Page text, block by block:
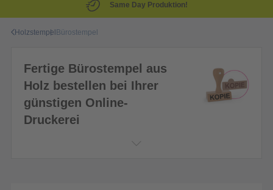
Same Day Produktion!
Holzstempel Bürostempel
Fertige Bürostempel aus
Holz bestellen bei Ihrer
günstigen Online-
Druckerei